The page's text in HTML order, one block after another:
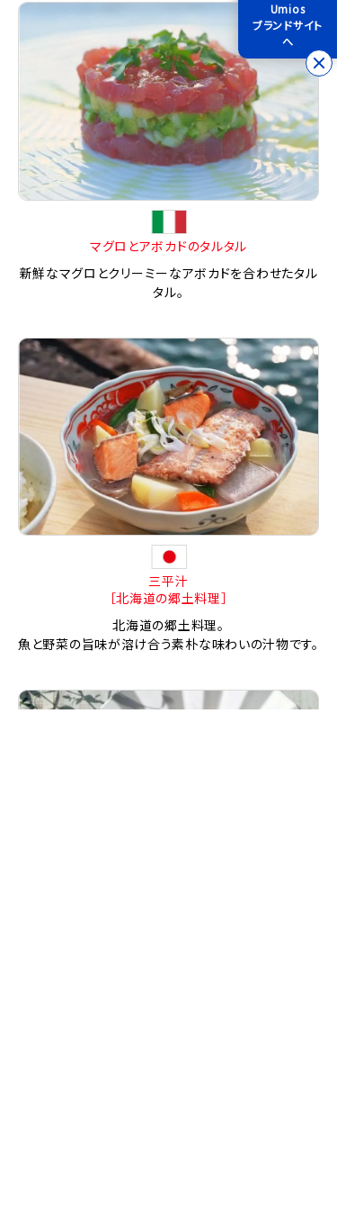
マグロとアボカドのタルタル
新鮮なマグロとクリーミーなアボカドを合わせたタル
タル。
三平汁
［北海道の郷土料理］
北海道の郷土料理。
魚と野菜の旨味が溶け合う素朴な味わいの汁物です。
Umios
ブランドサイト
へ